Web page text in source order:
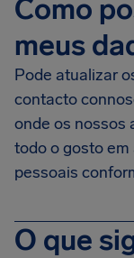
Como
meus
Pode atualizar
contacto
onde os nossos
todo o gosto
pessoais
O que